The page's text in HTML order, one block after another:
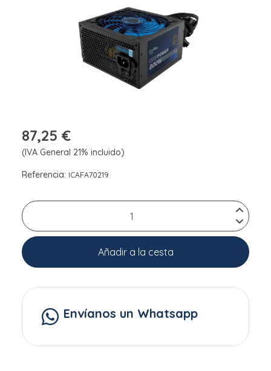
87,25 €
(IVA General 21% incluido)
Referencia: ICAFA70219
Añadir a la cesta
Envíanos un Whatsapp